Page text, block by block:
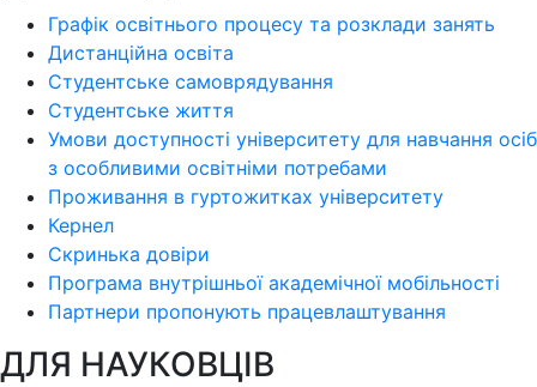
Графік освітнього процесу та розклади занять
Дистанційна освіта
Студентське самоврядування
Студентське життя
Умови доступності університету для навчання осіб
з особливими освітніми потребами
Проживання в гуртожитках університету
Кернел
Скринька довіри
Програма внутрішньої академічної мобільності
Партнери пропонують працевлаштування
ДЛЯ НАУКОВЦІВ